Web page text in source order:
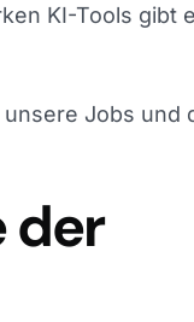
KI-Tools gibt
Jobs und
der